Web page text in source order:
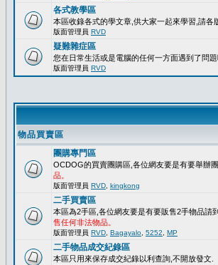
各式教學區
本區收錄各式的學文章,供大家一起來學習,請各
版面管理員 RVD
疑難雜症區
您在日常生活或是電腦的任何一方面遇到了問
版面管理員 RVD
物品買賣區
團購專門區
OCDOG的買賣團購區,各位網友要是有要舉辦
品。
版面管理員 RVD kingkong
二手買賣區
本區為2手區,各位網友要是有要販售2手物品請
售任何非法物品。
版面管理員 RVD Bagayalo 5252 MP
二手物品成交紀錄區
本區只用來保存成交紀錄以利查詢,不開放發文.